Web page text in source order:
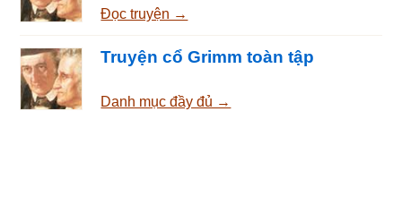
Đọc truyện →
Truyện cổ Grimm toàn tập
Danh mục đầy đủ →